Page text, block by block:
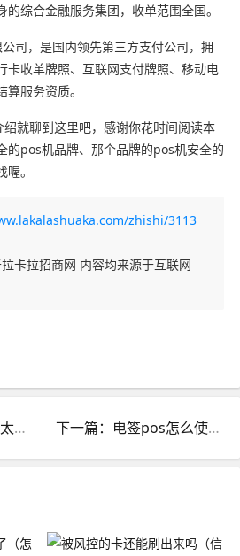
综合金融服务集团，收单范围全国。
司，是国内领先第三方支付公司，拥
卡收单牌照、互联网支付牌照、移动电
服务资质。
就聊到这里吧，感谢你花时间阅读本
的pos机品牌、那个品牌的pos机安全的
。
zhishi/3113
卡拉招商网 内容均来源于互联网
上一篇：pos机手续费太高了_pos机手续费太高了怎么办 下一篇：电签pos怎么使用_电签pos机什么意思